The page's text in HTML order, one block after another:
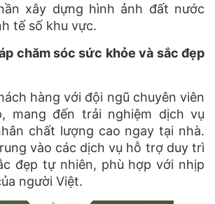
xây dựng hình ảnh đất nước
tế số khu vực.
chăm sóc sức khỏe và sắc đẹp
hàng với đội ngũ chuyên viên
mang đến trải nghiệm dịch vụ
chất lượng cao ngay tại nhà.
vào các dịch vụ hỗ trợ duy trì
đẹp tự nhiên, phù hợp với nhịp
người Việt.